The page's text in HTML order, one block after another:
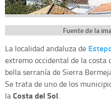
Fuente de la
La localidad andaluza de
extremo occidental de la costa
bella serranía de Sierra
Se trata de uno de los
laCosta del Sol.